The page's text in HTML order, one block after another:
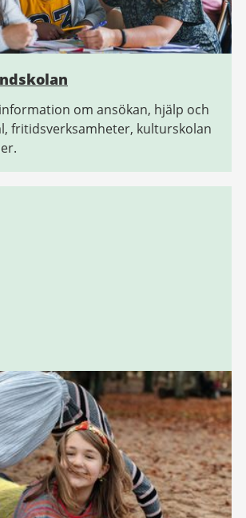
om ansökan, hjälp och
fritidsverksamheter, kulturskolan